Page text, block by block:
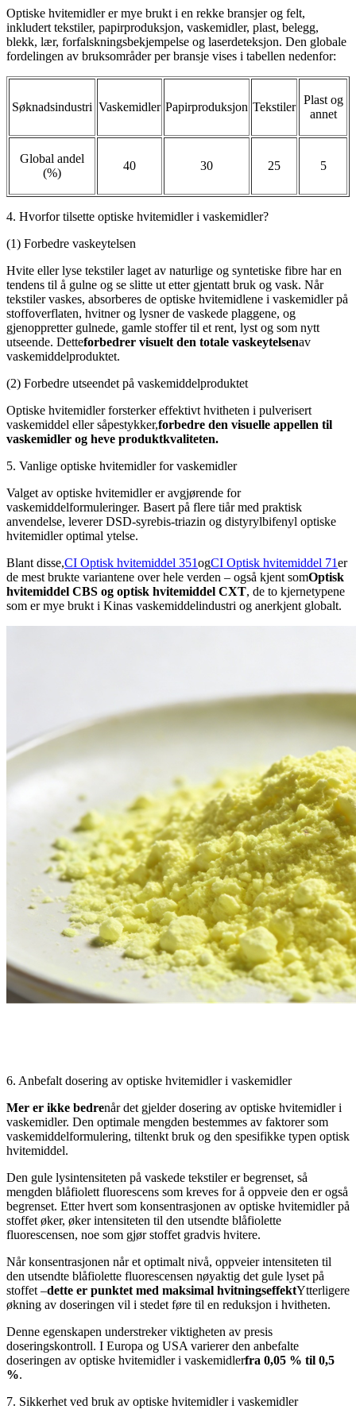
Optiske hvitemidler er mye brukt i en rekke bransjer og felt,
inkludert tekstiler, papirproduksjon, vaskemidler, plast, belegg,
blekk, lær, forfalskningsbekjempelse og laserdeteksjon. Den globale
fordelingen av bruksområder per bransje vises i tabellen nedenfor:
Søknadsindustri Vaskemidler Papirproduksjon Tekstiler
Plast og
annet
Global andel
(%)
40 30 25 5
4. Hvorfor tilsette optiske hvitemidler i vaskemidler?
(1) Forbedre vaskeytelsen
Hvite eller lyse tekstiler laget av naturlige og syntetiske fibre har en
tendens til å gulne og se slitte ut etter gjentatt bruk og vask. Når
tekstiler vaskes, absorberes de optiske hvitemidlene i vaskemidler på
stoffoverflaten, hvitner og lysner de vaskede plaggene, og
gjenoppretter gulnede, gamle stoffer til et rent, lyst og som nytt
utseende. Detteforbedrer visuelt den totale vaskeytelsenav
vaskemiddelproduktet.
(2) Forbedre utseendet på vaskemiddelproduktet
Optiske hvitemidler forsterker effektivt hvitheten i pulverisert
vaskemiddel eller såpestykker,forbedre den visuelle appellen til
vaskemidler og heve produktkvaliteten.
5. Vanlige optiske hvitemidler for vaskemidler
Valget av optiske hvitemidler er avgjørende for
vaskemiddelformuleringer. Basert på flere tiår med praktisk
anvendelse, leverer DSD-syrebis-triazin og distyrylbifenyl optiske
hvitemidler optimal ytelse.
Blant disse,CI Optisk hvitemiddel 351ogCI Optisk hvitemiddel 71er
de mest brukte variantene over hele verden – også kjent somOptisk
hvitemiddel CBS og optisk hvitemiddel CXT, de to kjernetypene
som er mye brukt i Kinas vaskemiddelindustri og anerkjent globalt.
6. Anbefalt dosering av optiske hvitemidler i vaskemidler
Mer er ikke bedrenår det gjelder dosering av optiske hvitemidler i
vaskemidler. Den optimale mengden bestemmes av faktorer som
vaskemiddelformulering, tiltenkt bruk og den spesifikke typen optisk
hvitemiddel.
Den gule lysintensiteten på vaskede tekstiler er begrenset, så
mengden blåfiolett fluorescens som kreves for å oppveie den er også
begrenset. Etter hvert som konsentrasjonen av optiske hvitemidler på
stoffet øker, øker intensiteten til den utsendte blåfiolette
fluorescensen, noe som gjør stoffet gradvis hvitere.
Når konsentrasjonen når et optimalt nivå, oppveier intensiteten til
den utsendte blåfiolette fluorescensen nøyaktig det gule lyset på
stoffet –dette er punktet med maksimal hvitningseffektYtterligere
økning av doseringen vil i stedet føre til en reduksjon i hvitheten.
Denne egenskapen understreker viktigheten av presis
doseringskontroll. I Europa og USA varierer den anbefalte
doseringen av optiske hvitemidler i vaskemidlerfra 0,05 % til 0,5
%.
7. Sikkerhet ved bruk av optiske hvitemidler i vaskemidler